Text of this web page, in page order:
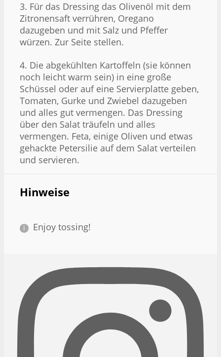
3. Für das Dressing das Olivenöl mit dem
Zitronensaft verrühren, Oregano
dazugeben und mit Salz und Pfeffer
würzen. Zur Seite stellen.
4. Die abgekühlten Kartoffeln (sie können
noch leicht warm sein) in eine große
Schüssel oder auf eine Servierplatte geben,
Tomaten, Gurke und Zwiebel dazugeben
und alles gut vermengen. Das Dressing
über den Salat träufeln und alles
vermengen. Feta, einige Oliven und etwas
gehackte Petersilie auf dem Salat verteilen
und servieren.
Hinweise
Enjoy tossing!